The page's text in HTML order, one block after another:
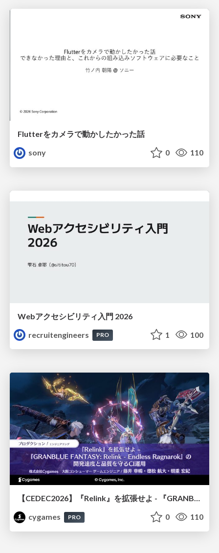
Flutterをカメラで動かしたかった話
sony
0 110
Webアクセシビリティ入門 2026
recruitengineers
PRO 1 100
【CEDEC2026】『Relink』を拡張せよ - 『GRANBLUE FANTASY: Relink - Endless Ragnarok』の開発速度と品質を守るCI運用
cygames
PRO 0 110